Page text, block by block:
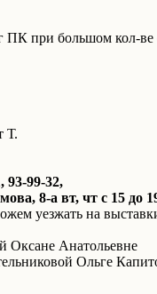
ПК при большом кол-ве
Т.
93-99-32,
8-а вт, чт с 15 до
уезжать на
Оксане Анатольевне
Ольге